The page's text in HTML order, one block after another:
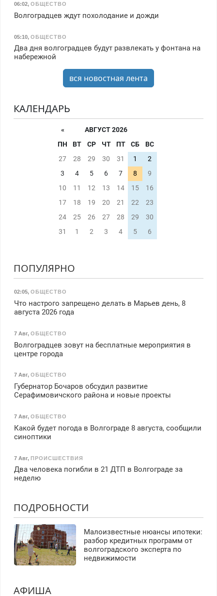
06:02, ОБЩЕСТВО
Волгоградцев ждут похолодание и дожди
05:10, ОБЩЕСТВО
Два дня волгоградцев будут развлекать у фонтана на
набережной
вся новостная лента
КАЛЕНДАРЬ
«
АВГУСТ 2026
ПН
ВТ СР ЧТ ПТ СБ
ВС
27
28 29 30 31 1
2
3
4 5 6 7 8
9
10
11 12 13 14 15
16
17
18 19 20 21 22
23
24
25 26 27 28 29
30
31
1 2 3 4 5 6
ПОПУЛЯРНО
02:05, ОБЩЕСТВО
Что настрого запрещено делать в Марьев день, 8
августа 2026 года
7 Авг, ОБЩЕСТВО
Волгоградцев зовут на бесплатные мероприятия в
центре города
7 Авг, ОБЩЕСТВО
Губернатор Бочаров обсудил развитие
Серафимовичского района и новые проекты
7 Авг, ОБЩЕСТВО
Какой будет погода в Волгограде 8 августа, сообщили
синоптики
7 Авг, ПРОИСШЕСТВИЯ
Два человека погибли в 21 ДТП в Волгограде за
неделю
ПОДРОБНОСТИ
Малоизвестные нюансы ипотеки:
разбор кредитных программ от
волгоградского эксперта по
недвижимости
АФИША